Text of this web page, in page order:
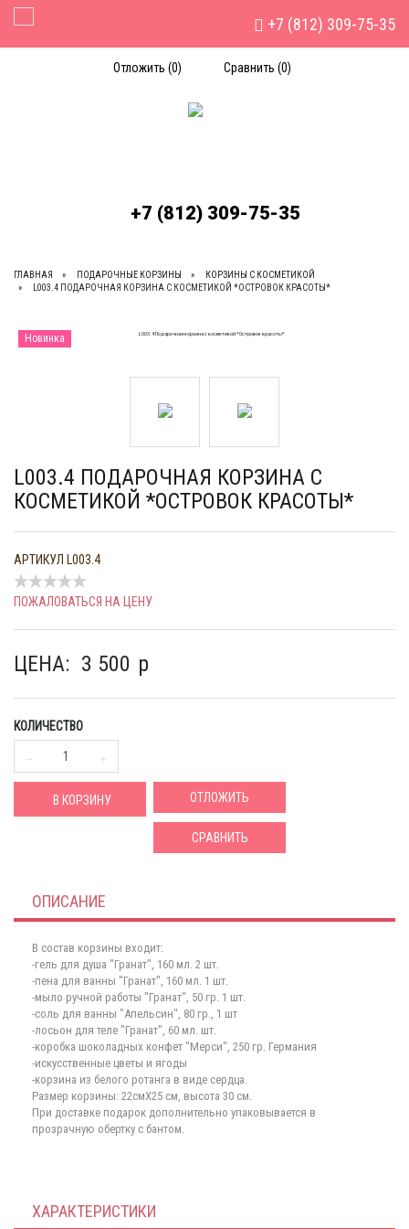
Отложить (0) Сравнить (0)
+7 (812) 309-75-35
+7 (812) 309-75-35
Toggle Navigation
ГЛАВНАЯ ПОДАРОЧНЫЕ КОРЗИНЫ
КОРЗИНЫ С КОСМЕТИКОЙ
L003.4 ПОДАРОЧНАЯ КОРЗИНА С КОСМЕТИКОЙ *ОСТРОВОК КРАСОТЫ*
Новинка
L003.4 ПОДАРОЧНАЯ КОРЗИНА С
КОСМЕТИКОЙ *ОСТРОВОК КРАСОТЫ*
АРТИКУЛ L003.4
ПОЖАЛОВАТЬСЯ НА ЦЕНУ
ЦЕНА: 3 500 p
КОЛИЧЕСТВО
В КОРЗИНУ ОТЛОЖИТЬ
СРАВНИТЬ
ОПИСАНИЕ
В состав корзины входит:
-гель для душа "Гранат", 160 мл. 2 шт.
-пена для ванны "Гранат", 160 мл. 1 шт.
-мыло ручной работы "Гранат", 50 гр. 1 шт.
-соль для ванны "Апельсин", 80 гр., 1 шт
-лосьон для теле "Гранат", 60 мл. шт.
-коробка шоколадных конфет "Мерси", 250 гр. Германия
-искусственные цветы и ягоды
-корзина из белого ротанга в виде сердца.
Размер корзины: 22смХ25 см, высота 30 см.
При доставке подарок дополнительно упаковывается в
прозрачную обертку с бантом.
ХАРАКТЕРИСТИКИ